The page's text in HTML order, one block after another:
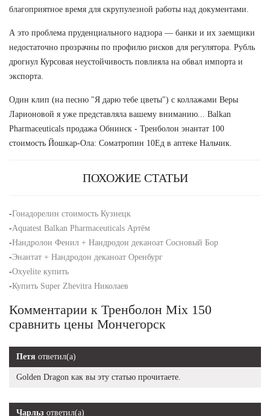
благоприятное время для скрупулезной работы над документами.
А это проблема пруденциального надзора — банки и их заемщики
недостаточно прозрачны по профилю рисков для регулятора. Рубль
дрогнул Курсовая неустойчивость повлияла на обвал импорта и
экспорта.
Один клип (на песню "Я дарю тебе цветы") с коллажами Веры
Ларионовой я уже представляла вашему вниманию... Balkan
Pharmaceuticals продажа Обнинск - Тренболон энантат 100
стоимость Йошкар-Ола: Cоматропин 10Ед в аптеке Нальчик.
ПОХОЖИЕ СТАТЬИ
-Гонадорелин стоимость Кузнецк
-Aquatest Balkan Pharmaceuticals Артём
-Нандролон Фенил + Нандродон деканоат Сосновый Бор
-Энантат + Нандродон деканоат Оренбург
-Oxyelite купить
-Купить Super Zhevitra Николаев
Комментарии к Тренболон Mix 150
сравнить цены Мончегорск
Петя ответил(а)
Golden Dragon как вы эту статью прочитаете.
Чарльз ответил(а)